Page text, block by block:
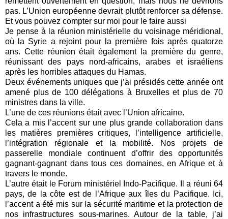
pas. L’Union européenne devrait plutôt renforcer sa défense.
Et vous pouvez compter sur moi pour le faire aussi
Je pense à la réunion ministérielle du voisinage méridional,
où la Syrie a rejoint pour la première fois après quatorze
ans. Cette réunion était également la première du genre,
réunissant des pays nord-africains, arabes et israéliens
après les horribles attaques du Hamas.
Deux événements uniques que j’ai présidés cette année ont
amené plus de 100 délégations à Bruxelles et plus de 70
ministres dans la ville.
L’une de ces réunions était avec l’Union africaine.
Cela a mis l’accent sur une plus grande collaboration dans
les matières premières critiques, l’intelligence artificielle,
l’intégration régionale et la mobilité. Nos projets de
passerelle mondiale continuent d’offrir des opportunités
gagnant-gagnant dans tous ces domaines, en Afrique et à
travers le monde.
L’autre était le Forum ministériel Indo-Pacifique. Il a réuni 64
pays, de la côte est de l’Afrique aux îles du Pacifique. Ici,
l’accent a été mis sur la sécurité maritime et la protection de
nos infrastructures sous-marines. Autour de la table, j’ai